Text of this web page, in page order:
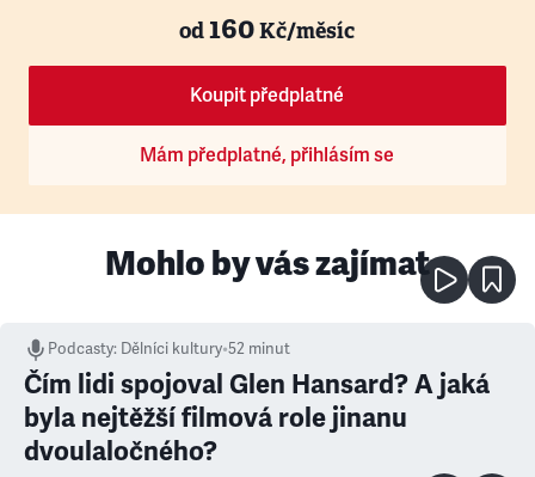
od160Kč/měsíc
Koupit předplatné
Mám předplatné, přihlásím se
Mohlo by vás zajímat
Podcasty: Dělníci kultury•52 minut
Čím lidi spojoval Glen Hansard? A jaká
byla nejtěžší filmová role jinanu
dvoulaločného?